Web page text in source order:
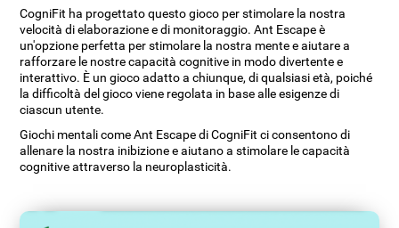
CogniFit ha progettato questo gioco per stimolare la nostra
velocità di elaborazione e di monitoraggio. Ant Escape è
un'opzione perfetta per stimolare la nostra mente e aiutare a
rafforzare le nostre capacità cognitive in modo divertente e
interattivo. È un gioco adatto a chiunque, di qualsiasi età, poiché
la difficoltà del gioco viene regolata in base alle esigenze di
ciascun utente.
Giochi mentali come Ant Escape di CogniFit ci consentono di
allenare la nostra inibizione e aiutano a stimolare le capacità
cognitive attraverso la neuroplasticità.